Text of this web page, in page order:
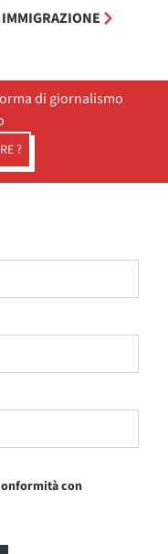
IMMIGRAZIONE
di giornalismo
?
con